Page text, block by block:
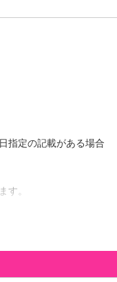
指定の記載がある場合
す。